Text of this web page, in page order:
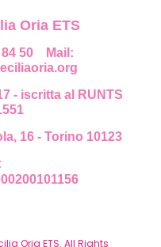
Oria ETS
84 50
Mail:
- iscritta al RUNTS
16 - Torino 10123
Oria ETS. All Rights